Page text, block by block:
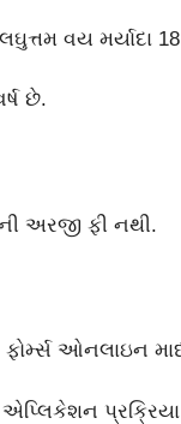
વય મર્યાદા
છે.
અરજી ફી નથી.
ઓનલાઇન
એપ્લિકેશન